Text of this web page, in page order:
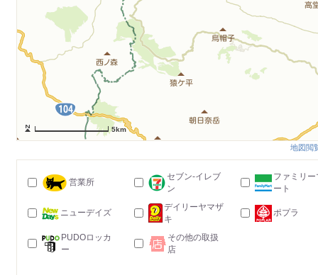
5km
地図閲
営業所
セブン-イレブ
ン
ファミリー
ート
ニューデイズ
デイリーヤマザ
キ
ポプラ
PUDOロッカ
ー
その他の取扱
店